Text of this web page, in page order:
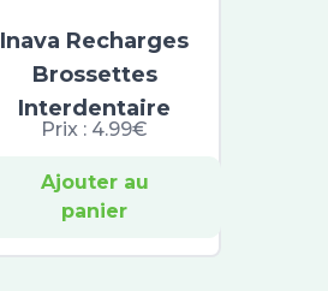
Inava Recharges
Brossettes
Interdentaire
Prix : 4.99€
Ajouter au
panier